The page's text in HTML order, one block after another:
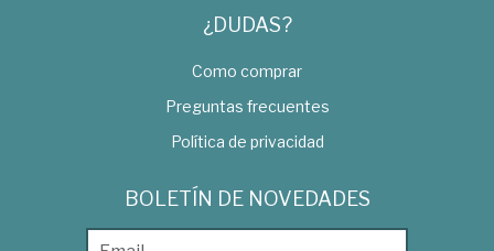
¿DUDAS?
Como comprar
Preguntas frecuentes
Política de privacidad
BOLETÍN DE NOVEDADES